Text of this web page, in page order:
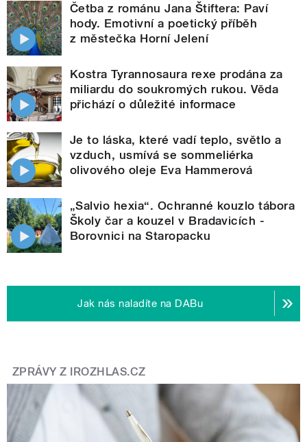
Četba z románu Jana Štiftera: Paví
hody. Emotivní a poetický příběh
z městečka Horní Jelení
Kostra Tyrannosaura rexe prodána za
miliardu do soukromých rukou. Věda
přichází o důležité informace
Je to láska, které vadí teplo, světlo a
vzduch, usmívá se sommeliérka
olivového oleje Eva Hammerová
„Salvio hexia“. Ochranné kouzlo tábora
Školy čar a kouzel v Bradavicích -
Borovnici na Staropacku
Jak nás naladíte na DABu
ZPRÁVY Z IROZHLAS.CZ